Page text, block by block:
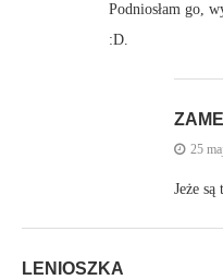
Podniosłam go,
:D.
25
Jeże są
LENIOSZKA